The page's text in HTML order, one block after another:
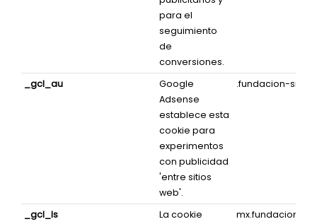
para el
seguimiento
de
conversiones.
_gcl_au
Google
Adsense
establece esta
cookie para
experimentos
con publicidad
'entre sitios
web'.
.fundacion-
_gcl_ls La cookie mx.fundacion-